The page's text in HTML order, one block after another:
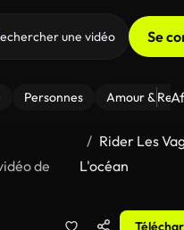
Se
Personnes Amour &
de
Rider Les
L'océan